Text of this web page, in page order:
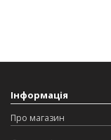
Інформація
Про магазин